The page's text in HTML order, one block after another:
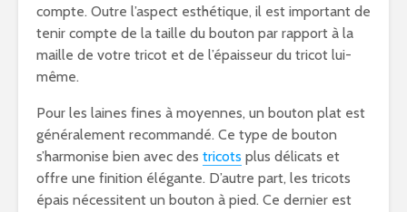
compte. Outre l’aspect esthétique, il est important de
tenir compte de la taille du bouton par rapport à la
maille de votre tricot et de l’épaisseur du tricot lui-
même.
Pour les laines fines à moyennes, un bouton plat est
généralement recommandé. Ce type de bouton
s’harmonise bien avec des tricots plus délicats et
offre une finition élégante. D’autre part, les tricots
épais nécessitent un bouton à pied. Ce dernier est